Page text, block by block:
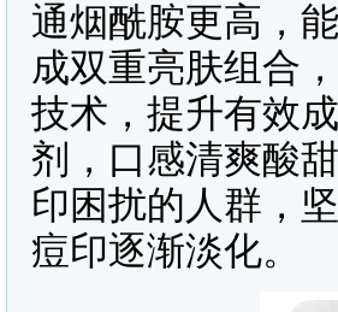
通烟酰胺更高，
成双重亮肤组合
技术，提升有效
剂，口感清爽酸
印困扰的人群，
痘印逐渐淡化。